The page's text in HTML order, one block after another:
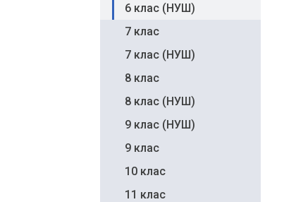
6 клас (НУШ)
7 клас
7 клас (НУШ)
8 клас
8 клас (НУШ)
9 клас (НУШ)
9 клас
10 клас
11 клас